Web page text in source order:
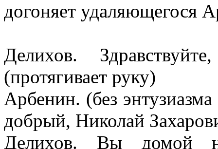
догоняет удаляющегося
Делихов.
(протягивает руку)
Арбенин. (без
добрый, Николай
Делихов. Вы домой